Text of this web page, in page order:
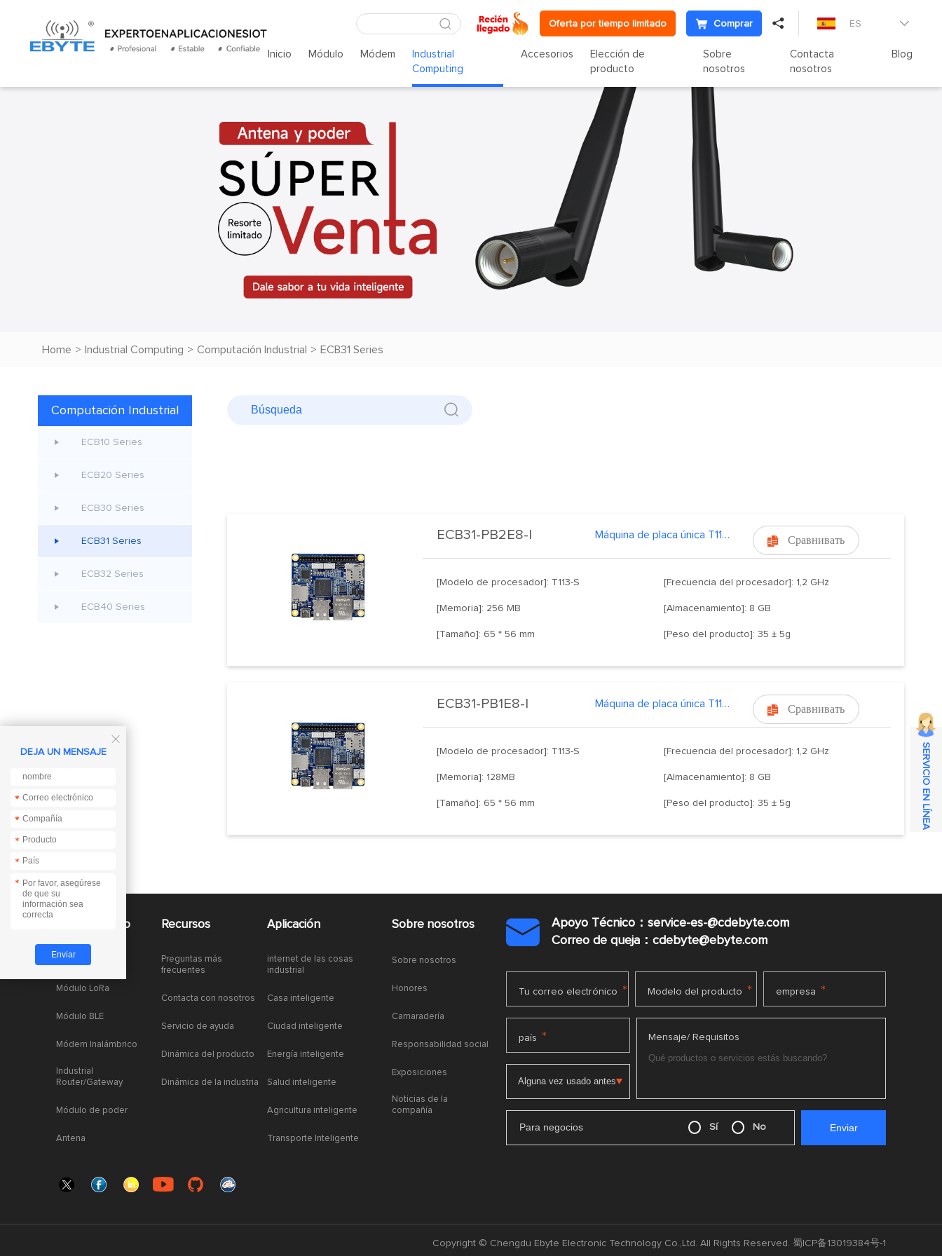
Oferta por tiempo limitado Comprar  ES 
Inicio Módulo Módem
Industrial
Computing
Accesorios
Elección de
producto
Sobre
nosotros
Contacta
nosotros
Blog
Home > Industrial Computing > Computación Industrial > ECB31 Series
Computación Industrial
ECB10 Series
ECB20 Series
ECB30 Series
ECB31 Series
ECB32 Series
ECB40 Series
 Сравнивать
ECB31-PB2E8-I Máquina de placa única T113-S
[Modelo de procesador]: T113-S [Frecuencia del procesador]: 1,2 GHz
[Memoria]: 256 MB [Almacenamiento]: 8 GB
[Tamaño]: 65 * 56 mm [Peso del producto]: 35 ± 5g
 Сравнивать
ECB31-PB1E8-I Máquina de placa única T113-S
[Modelo de procesador]: T113-S [Frecuencia del procesador]: 1,2 GHz
[Memoria]: 128MB [Almacenamiento]: 8 GB
[Tamaño]: 65 * 56 mm [Peso del producto]: 35 ± 5g
Acceso rapido
Módulo LoRa
Módulo LoRa
Módulo BLE
Módem Inalámbrico
Industrial
Router/Gateway
Módulo de poder
Antena
Recursos
Preguntas más
frecuentes
Contacta con nosotros
Servicio de ayuda
Dinámica del producto
Dinámica de la industria
Aplicación
internet de las cosas
industrial
Casa inteligente
Ciudad inteligente
Energía inteligente
Salud inteligente
Agricultura inteligente
Transporte Inteligente
Sobre nosotros
Sobre nosotros
Honores
Camaradería
Responsabilidad social
Exposiciones
Noticias de la
compañía

Apoyo Técnico：service-es-@cdebyte.com
Correo de queja：cdebyte@ebyte.com
Tu correo electrónico * Modelo del producto * empresa *
país * Mensaje/ Requisitos
Para negocios Sí No
Copyright © Chengdu Ebyte Electronic Technology Co.,Ltd. All Rights Reserved. 蜀ICP备13019384号-1

DEJA UN MENSAJE
*
*
*
*
*
*
*
SERVICIO EN LÍNEA